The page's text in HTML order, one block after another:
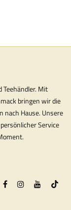
Teehändler. Mit
bringen wir die
nach Hause. Unsere
Service